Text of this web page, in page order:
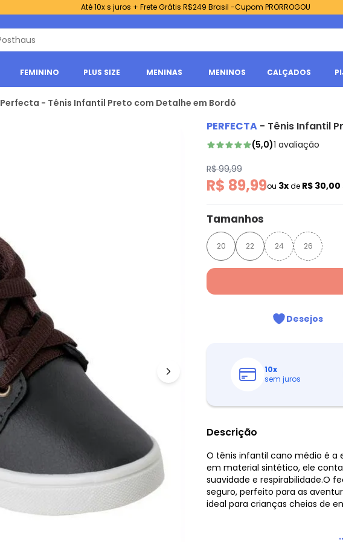
Até 10x s juros + Frete Grátis R$249 Brasil -Cupom PRORROGOU
FEMININO PLUS SIZE MENINAS MENINOS CALÇADOS
Perfecta - Tênis Infantil Preto com Detalhe em Bordô
PERFECTA - Tênis Infantil
(5,0)1 avaliação
R$ 99,99
R$ 89,99ou 3xde R$ 30,00
Tamanhos
20 22 24 26
Desejos
10x
sem juros
Descrição
O tênis infantil cano médio é a
em material sintético, ele
suavidade e respirabilidade.O
seguro, perfeito para as
ideal para crianças cheias de